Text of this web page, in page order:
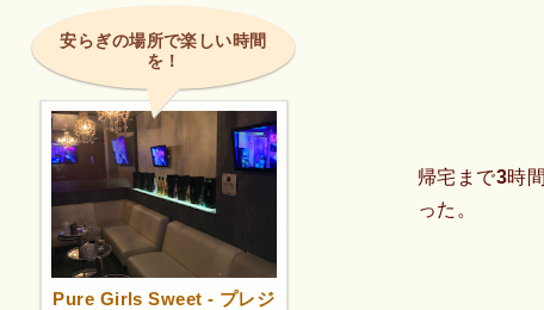
帰宅まで3時
った。
安らぎの場所で楽しい時間
を！
Pure Girls Sweet - プレジ